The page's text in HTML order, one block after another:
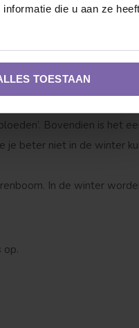
die u aan ze heeft
TOESTAAN
een keer gesnoeid
tuin van je buurman. Tip:
veroorzaken. Daar
Bovendien is het
je beter niet in de winter
In de winter
op.